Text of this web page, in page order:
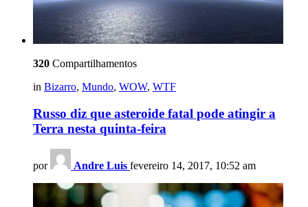
320 Compartilhamentos
in Bizarro, Mundo, WOW, WTF
Russo diz que asteroide fatal pode atingir a
Terra nesta quinta-feira
por Andre Luis fevereiro 14, 2017, 10:52 am